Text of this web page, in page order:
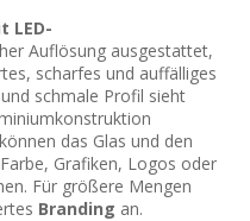
LED-
Auflösung ausgestattet,
scharfes und auffälliges
schmale Profil sieht
das Glas und den
Grafiken, Logos oder
Für größere Mengen
Branding an.